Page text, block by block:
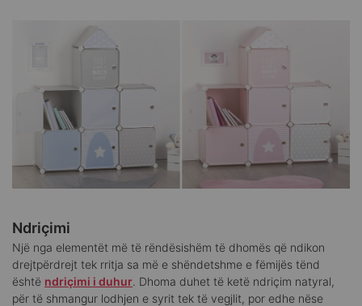
Ndriçimi
Një nga elementët më të rëndësishëm të dhomës që ndikon
drejtpërdrejt tek rritja sa më e shëndetshme e fëmijës tënd
është ndriçimi i duhur . Dhoma duhet të ketë ndriçim natyral,
për të shmangur lodhjen e syrit tek të vegjlit, por edhe nëse